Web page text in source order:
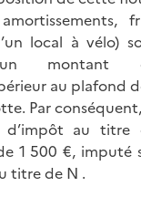
local à vélo)
un montant
au plafond
Par
au titre
1 500 €, imputé
titre de N .